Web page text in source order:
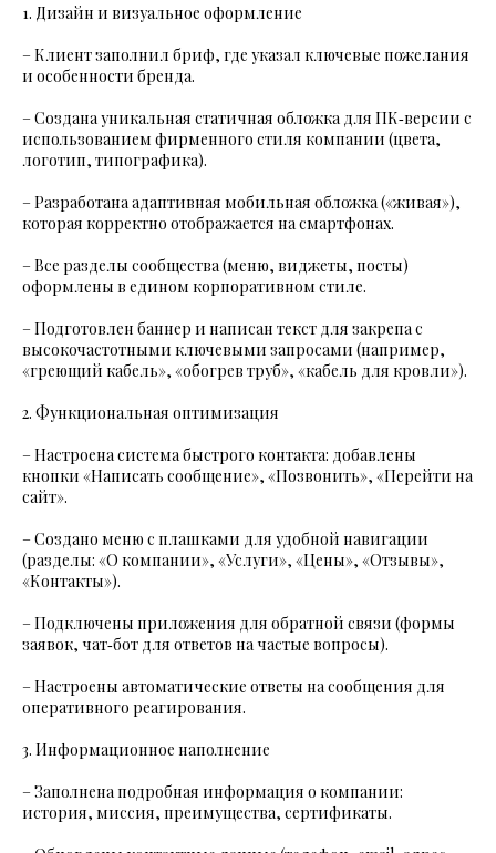
1. Дизайн и визуальное оформление
– Клиент заполнил бриф, где указал ключевые пожелания
и особенности бренда.
– Создана уникальная статичная обложка для ПК‑версии с
использованием фирменного стиля компании (цвета,
логотип, типографика).
– Разработана адаптивная мобильная обложка («живая»),
которая корректно отображается на смартфонах.
– Все разделы сообщества (меню, виджеты, посты)
оформлены в едином корпоративном стиле.
– Подготовлен баннер и написан текст для закрепа с
высокочастотными ключевыми запросами (например,
«греющий кабель», «обогрев труб», «кабель для кровли»).
2. Функциональная оптимизация
– Настроена система быстрого контакта: добавлены
кнопки «Написать сообщение», «Позвонить», «Перейти на
сайт».
– Создано меню с плашками для удобной навигации
(разделы: «О компании», «Услуги», «Цены», «Отзывы»,
«Контакты»).
– Подключены приложения для обратной связи (формы
заявок, чат‑бот для ответов на частые вопросы).
– Настроены автоматические ответы на сообщения для
оперативного реагирования.
3. Информационное наполнение
– Заполнена подробная информация о компании:
история, миссия, преимущества, сертификаты.